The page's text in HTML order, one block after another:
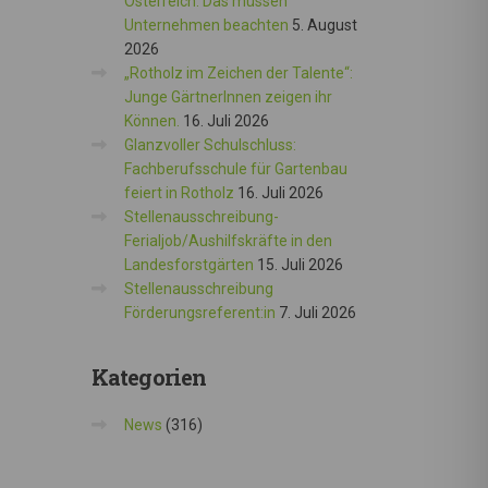
Unternehmen beachten 5. August
2026
„Rotholz im Zeichen der Talente“:
Junge GärtnerInnen zeigen ihr
Können. 16. Juli 2026
Glanzvoller Schulschluss:
Fachberufsschule für Gartenbau
feiert in Rotholz 16. Juli 2026
Stellenausschreibung-
Ferialjob/Aushilfskräfte in den
Landesforstgärten 15. Juli 2026
Stellenausschreibung
Förderungsreferent:in 7. Juli 2026
Kategorien
News (316)